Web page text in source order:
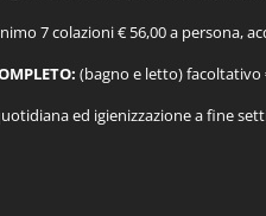
7 colazioni € 56,00 a persona,
(bagno e letto) facoltativo
ed igienizzazione a fine